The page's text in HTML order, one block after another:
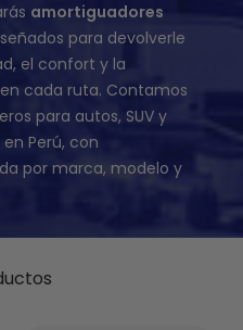
amortiguadores
para devolverle
el confort y la
cada ruta. Contamos
para autos, SUV y
Perú, con
por marca, modelo y